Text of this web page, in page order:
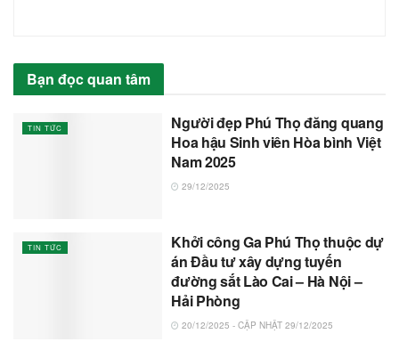
Bạn đọc quan tâm
TIN TỨC
Người đẹp Phú Thọ đăng quang
Hoa hậu Sinh viên Hòa bình Việt
Nam 2025
29/12/2025
TIN TỨC
Khởi công Ga Phú Thọ thuộc dự
án Đầu tư xây dựng tuyến
đường sắt Lào Cai – Hà Nội –
Hải Phòng
20/12/2025 - CẬP NHẬT 29/12/2025